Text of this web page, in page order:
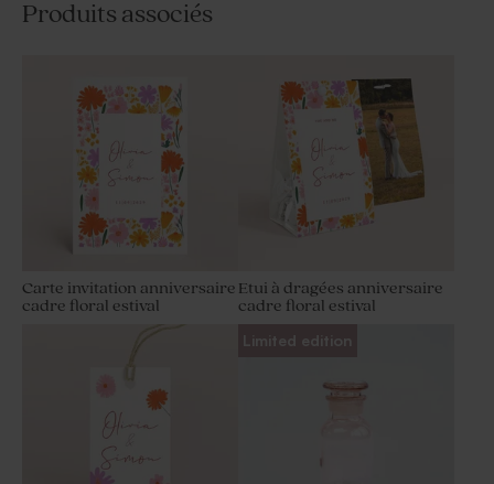
Produits associés
Carte invitation anniversaire
cadre floral estival
Etui à dragées anniversaire
cadre floral estival
Limited edition